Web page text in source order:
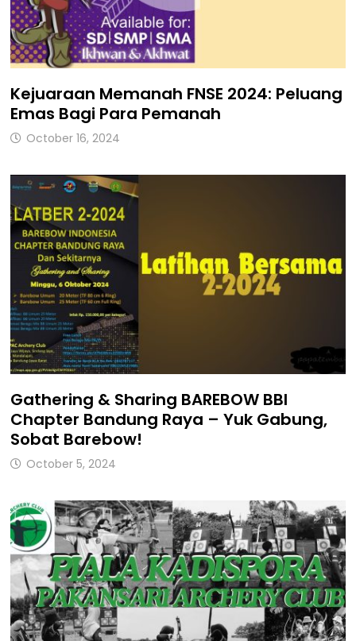
Kejuaraan Memanah FNSE 2024: Peluang
Emas Bagi Para Pemanah
October 16, 2024
Gathering & Sharing BAREBOW BBI
Chapter Bandung Raya – Yuk Gabung,
Sobat Barebow!
October 5, 2024